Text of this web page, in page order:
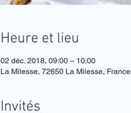
Heure et lieu
02 déc. 2018, 09:00 – 10:00
La Milesse, 72650 La Milesse, France
Invités